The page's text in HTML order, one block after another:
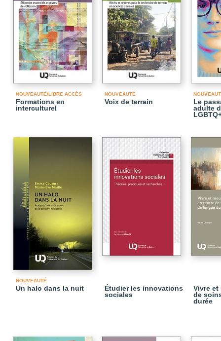
NOUVEAUTÉ/LIBRE ACCÈS
Formations en
interculturel
NOUVEAUTÉ
Voix de terrain
Le
adulte
NOUVEAUTÉ
Un halo dans la nuit
Étudier les innovations
sociales
Vivre et
de
durée